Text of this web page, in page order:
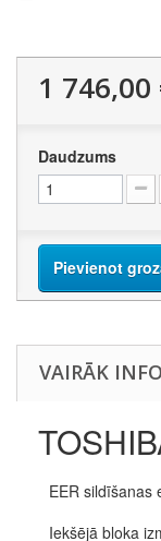
1 746,00
Daudzums
Pievienot
VAIRĀK
EER sildīšanas
Iekšējā bloka